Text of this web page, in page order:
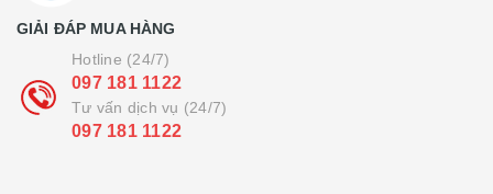
GIẢI ĐÁP MUA HÀNG
Hotline (24/7)
097 181 1122
Tư vấn dịch vụ (24/7)
097 181 1122